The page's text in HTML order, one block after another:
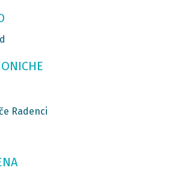
Radenci